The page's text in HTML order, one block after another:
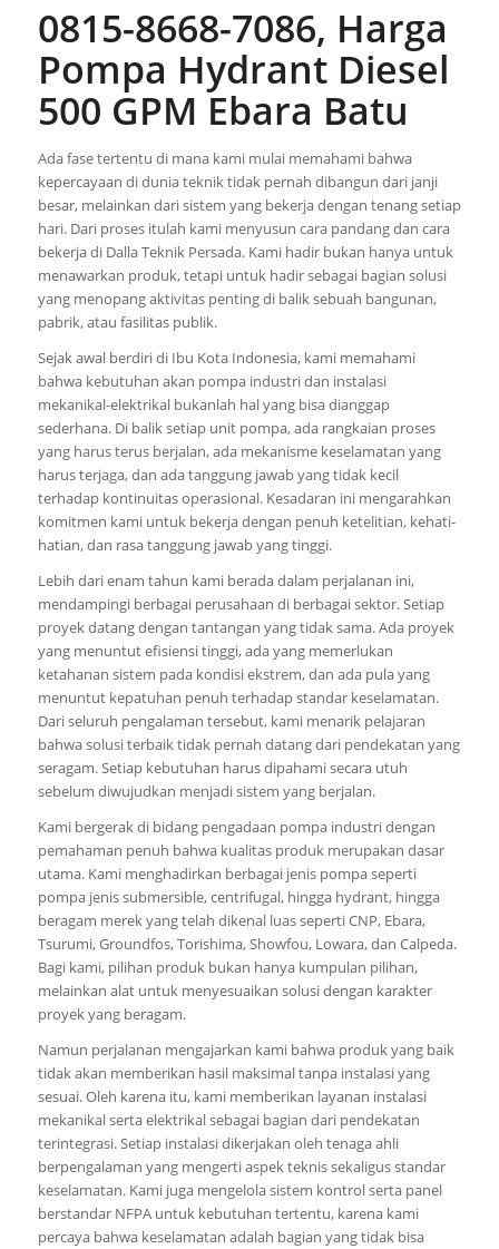
0815-8668-7086, Harga
Pompa Hydrant Diesel
500 GPM Ebara Batu
Ada fase tertentu di mana kami mulai memahami bahwa
kepercayaan di dunia teknik tidak pernah dibangun dari janji
besar, melainkan dari sistem yang bekerja dengan tenang setiap
hari. Dari proses itulah kami menyusun cara pandang dan cara
bekerja di Dalla Teknik Persada. Kami hadir bukan hanya untuk
menawarkan produk, tetapi untuk hadir sebagai bagian solusi
yang menopang aktivitas penting di balik sebuah bangunan,
pabrik, atau fasilitas publik.
Sejak awal berdiri di Ibu Kota Indonesia, kami memahami
bahwa kebutuhan akan pompa industri dan instalasi
mekanikal-elektrikal bukanlah hal yang bisa dianggap
sederhana. Di balik setiap unit pompa, ada rangkaian proses
yang harus terus berjalan, ada mekanisme keselamatan yang
harus terjaga, dan ada tanggung jawab yang tidak kecil
terhadap kontinuitas operasional. Kesadaran ini mengarahkan
komitmen kami untuk bekerja dengan penuh ketelitian, kehati-
hatian, dan rasa tanggung jawab yang tinggi.
Lebih dari enam tahun kami berada dalam perjalanan ini,
mendampingi berbagai perusahaan di berbagai sektor. Setiap
proyek datang dengan tantangan yang tidak sama. Ada proyek
yang menuntut efisiensi tinggi, ada yang memerlukan
ketahanan sistem pada kondisi ekstrem, dan ada pula yang
menuntut kepatuhan penuh terhadap standar keselamatan.
Dari seluruh pengalaman tersebut, kami menarik pelajaran
bahwa solusi terbaik tidak pernah datang dari pendekatan yang
seragam. Setiap kebutuhan harus dipahami secara utuh
sebelum diwujudkan menjadi sistem yang berjalan.
Kami bergerak di bidang pengadaan pompa industri dengan
pemahaman penuh bahwa kualitas produk merupakan dasar
utama. Kami menghadirkan berbagai jenis pompa seperti
pompa jenis submersible, centrifugal, hingga hydrant, hingga
beragam merek yang telah dikenal luas seperti CNP, Ebara,
Tsurumi, Groundfos, Torishima, Showfou, Lowara, dan Calpeda.
Bagi kami, pilihan produk bukan hanya kumpulan pilihan,
melainkan alat untuk menyesuaikan solusi dengan karakter
proyek yang beragam.
Namun perjalanan mengajarkan kami bahwa produk yang baik
tidak akan memberikan hasil maksimal tanpa instalasi yang
sesuai. Oleh karena itu, kami memberikan layanan instalasi
mekanikal serta elektrikal sebagai bagian dari pendekatan
terintegrasi. Setiap instalasi dikerjakan oleh tenaga ahli
berpengalaman yang mengerti aspek teknis sekaligus standar
keselamatan. Kami juga mengelola sistem kontrol serta panel
berstandar NFPA untuk kebutuhan tertentu, karena kami
percaya bahwa keselamatan adalah bagian yang tidak bisa